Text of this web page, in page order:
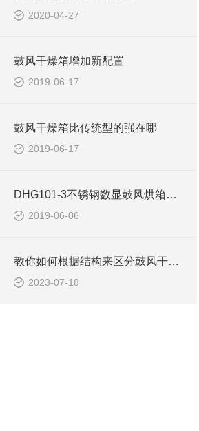
2020-04-27
鼓风干燥箱增加新配置
2019-06-17
鼓风干燥箱比传统型的强在哪
2019-06-17
DHG101-3不锈钢数显鼓风烘箱使用注意事项
2019-06-06
教你如何根据结构来区分鼓风干燥箱
2023-07-18